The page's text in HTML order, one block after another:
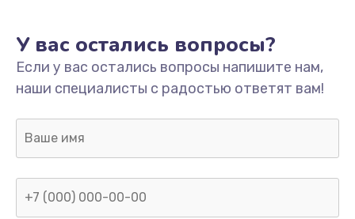
У вас остались вопросы?
Если у вас остались вопросы напишите нам,
наши специалисты с радостью ответят вам!